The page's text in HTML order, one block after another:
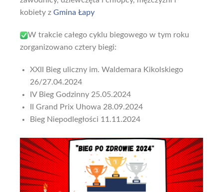
kobiety z Gmina Łapy
W trakcie całego cyklu biegowego w tym roku
zorganizowano cztery biegi:
XXII Bieg uliczny im. Waldemara Kikolskiego
26/27.04.2024
IV Bieg Godzinny 25.05.2024
II Grand Prix Uhowa 28.09.2024
Bieg Niepodległości 11.11.2024